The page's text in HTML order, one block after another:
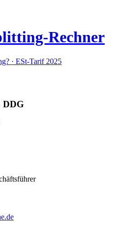
Rechner
· ESt-Tarif 2025
DDG